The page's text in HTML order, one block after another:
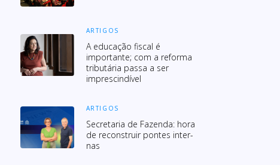
ARTIGOS
A educação fiscal é
importante; com a reforma
tributária passa a ser
imprescindível
ARTIGOS
Secre­ta­ria de Fazenda: hora
de recons­truir pon­tes inter­
nas